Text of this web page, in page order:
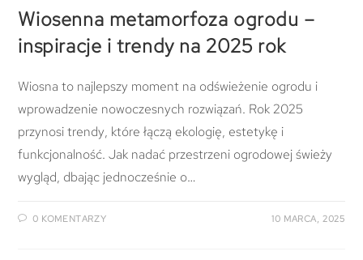
Wiosenna metamorfoza ogrodu –
inspiracje i trendy na 2025 rok
Wiosna to najlepszy moment na odświeżenie ogrodu i
wprowadzenie nowoczesnych rozwiązań. Rok 2025
przynosi trendy, które łączą ekologię, estetykę i
funkcjonalność. Jak nadać przestrzeni ogrodowej świeży
wygląd, dbając jednocześnie o…
0 KOMENTARZY 10 MARCA, 2025